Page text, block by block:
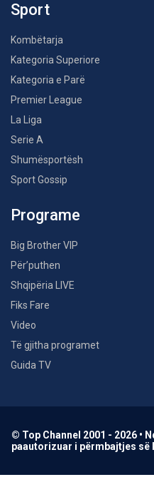
Sport
Kombëtarja
Kategoria Superiore
Kategoria e Parë
Premier League
La Liga
Serie A
Shumësportësh
Sport Gossip
Programe
Big Brother VIP
Për’puthen
Shqipëria LIVE
Fiks Fare
Video
Të gjitha programet
Guida TV
© Top Channel 2001 - 2026 •
paautorizuar i përmbajtjes së